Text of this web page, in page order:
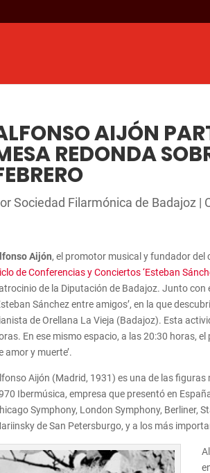
AIJÓN
REDONDA
Sociedad Filarmónica de Badajoz |
Aijón, el promotor musical y fundador del
de Conferencias y Conciertos ‘Esteban
de la Diputación de Badajoz. Junto
Sánchez entre amigos’, en la que
de Orellana La Vieja (Badajoz). Esta
En ese mismo espacio, a las 20:30 horas,
amor y muerte’.
Aijón (Madrid, 1931) es una de las
Ibermúsica, empresa que presentó en
Symphony, London Symphony, Berliner,
de San Petersburgo, y a los más